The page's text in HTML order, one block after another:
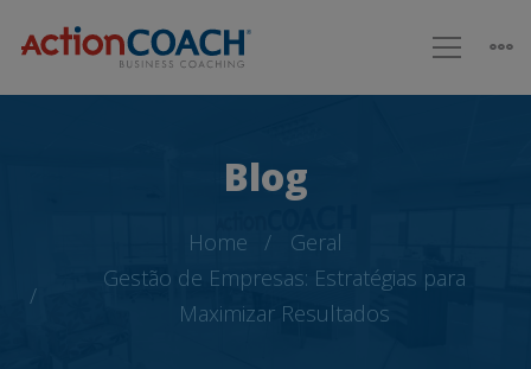
Blog
Home
Geral
Gestão de Empresas: Estratégias para
Maximizar Resultados